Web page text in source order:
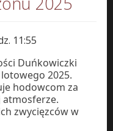
11:55
Duńkowiczki
2025.
hodowcom za
atmosferze.
zwycięzców w